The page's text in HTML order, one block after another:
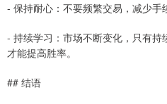
- 保持耐心：不要频繁交易，减少手
- 持续学习：市场不断变化，只有持
才能提高胜率。
## 结语